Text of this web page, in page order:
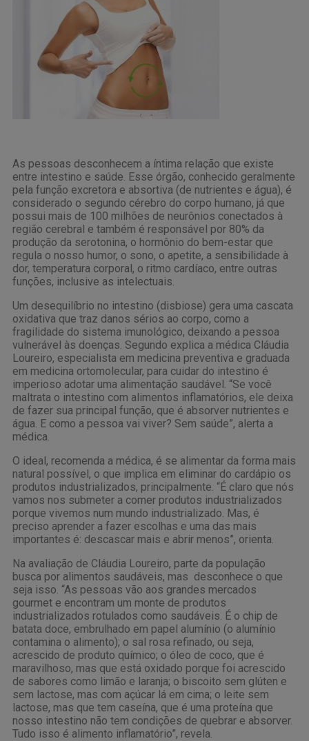
As pessoas desconhecem a íntima relação que existe
entre intestino e saúde. Esse órgão, conhecido geralmente
pela função excretora e absortiva (de nutrientes e água), é
considerado o segundo cérebro do corpo humano, já que
possui mais de 100 milhões de neurônios conectados à
região cerebral e também é responsável por 80% da
produção da serotonina, o hormônio do bem-estar que
regula o nosso humor, o sono, o apetite, a sensibilidade à
dor, temperatura corporal, o ritmo cardíaco, entre outras
funções, inclusive as intelectuais.
Um desequilíbrio no intestino (disbiose) gera uma cascata
oxidativa que traz danos sérios ao corpo, como a
fragilidade do sistema imunológico, deixando a pessoa
vulnerável às doenças. Segundo explica a médica Cláudia
Loureiro, especialista em medicina preventiva e graduada
em medicina ortomolecular, para cuidar do intestino é
imperioso adotar uma alimentação saudável. “Se você
maltrata o intestino com alimentos inflamatórios, ele deixa
de fazer sua principal função, que é absorver nutrientes e
água. E como a pessoa vai viver? Sem saúde”, alerta a
médica.
O ideal, recomenda a médica, é se alimentar da forma mais
natural possível, o que implica em eliminar do cardápio os
produtos industrializados, principalmente. “É claro que nós
vamos nos submeter a comer produtos industrializados
porque vivemos num mundo industrializado. Mas, é
preciso aprender a fazer escolhas e uma das mais
importantes é: descascar mais e abrir menos”, orienta.
Na avaliação de Cláudia Loureiro, parte da população
busca por alimentos saudáveis, mas desconhece o que
seja isso. “As pessoas vão aos grandes mercados
gourmet e encontram um monte de produtos
industrializados rotulados como saudáveis. É o chip de
batata doce, embrulhado em papel alumínio (o alumínio
contamina o alimento); o sal rosa refinado, ou seja,
acrescido de produto químico; o óleo de coco, que é
maravilhoso, mas que está oxidado porque foi acrescido
de sabores como limão e laranja; o biscoito sem glúten e
sem lactose, mas com açúcar lá em cima; o leite sem
lactose, mas que tem caseína, que é uma proteína que
nosso intestino não tem condições de quebrar e absorver.
Tudo isso é alimento inflamatório”, revela.